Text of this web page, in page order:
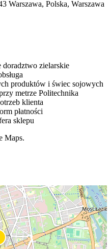
Warszawa, Polska, Warszawa
doradztwo zielarskie
produktów i świec sojowych
metrze Politechnika
klienta
płatności
sklepu
Maps.